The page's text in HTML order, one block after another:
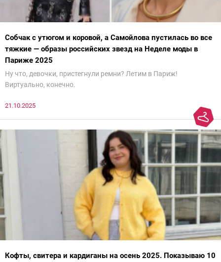
Собчак с утюгом и коровой, а Самойлова пустилась во все
тяжкие — образы российских звезд на Неделе моды в
Париже 2025
Ну что, девочки, пристегнули ремни? Летим в Париж!
Виртуально, конечно.
21.10.2025
Кофты, свитера и кардиганы на осень 2025. Показываю 10